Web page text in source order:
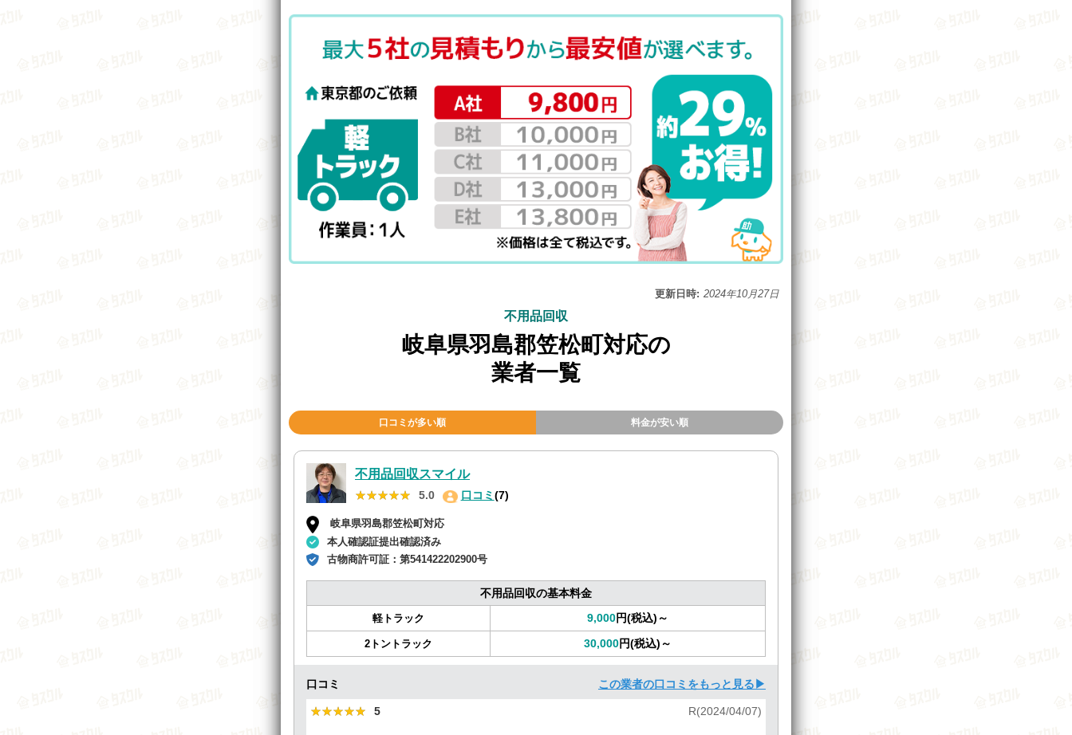
更新日時: 2024年10月27日
不用品回収
岐阜県羽島郡笠松町対応の
業者一覧
口コミが多い順 料金が安い順
不用品回収スマイル
★★★★★
★★★★★ 5.0 口コミ(7)
岐阜県羽島郡笠松町対応
本人確認証提出確認済み
古物商許可証： 第541422202900号
不用品回収の基本料金
軽トラック 9,000円(税込)～
2トントラック 30,000円(税込)～
口コミ この業者の口コミをもっと見る▶
★★★★★
★★★★★ 5 R(2024/04/07)